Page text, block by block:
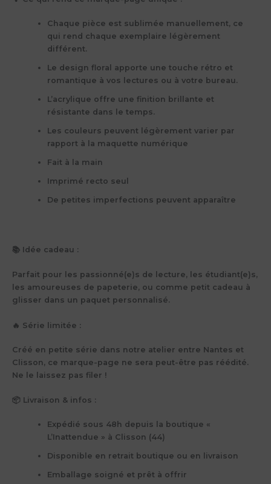
Chaque pièce est sublimée manuellement, ce
qui rend chaque exemplaire légèrement
différent.
Le design floral apporte une touche rétro et
romantique à vos lectures ou à votre bureau.
L’acrylique offre une finition brillante et
résistante dans le temps.
Les couleurs peuvent légèrement varier par
rapport à la maquette numérique
Fait à la main
Imprimé recto seul
De petites imperfections peuvent apparaître
📚 Idée cadeau :
Parfait pour les passionné(e)s de lecture, les étudiant(e)s,
les amoureuses de papeterie, ou comme petit cadeau à
glisser dans un paquet personnalisé.
🔥 Série limitée :
Créé en petite série dans notre atelier entre Nantes et
Clisson, ce marque-page ne sera peut-être pas réédité.
Ne le laissez pas filer !
📦 Livraison & infos :
Expédié sous 48h depuis la boutique «
L’Inattendue » à Clisson (44)
Disponible en retrait boutique ou en livraison
Emballage soigné et prêt à offrir